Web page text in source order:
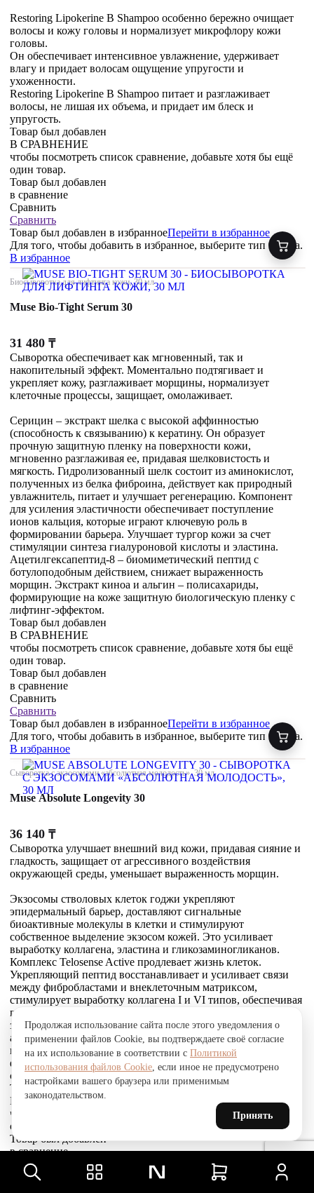
Restoring Lipokerine B Shampoo особенно бережно очищает
волосы и кожу головы и нормализует микрофлору кожи
головы.
Он обеспечивает интенсивное увлажнение, удерживает
влагу и придает волосам ощущение упругости и
ухоженности.
Restoring Lipokerine B Shampoo питает и разглаживает
волосы, не лишая их объема, и придает им блеск и
упругость.
Товар был добавлен
В СРАВНЕНИЕ
чтобы посмотреть список сравнение, добавьте хотя бы ещё
один товар.
Товар был добавлен
в сравнение
Сравнить
Сравнить
Товар был добавлен в избранноеПерейти в избранное
Для того, чтобы добавить в избранное, выберите тип товара.
В избранное
Биосыворотка для лифтинга кожи, 30 мл
Muse Bio-Tight Serum 30
31 480 ₸
Сыворотка обеспечивает как мгновенный, так и
накопительный эффект. Моментально подтягивает и
укрепляет кожу, разглаживает морщины, нормализует
клеточные процессы, защищает, омолаживает.
Серицин – экстракт шелка с высокой аффинностью
(способность к связыванию) к кератину. Он образует
прочную защитную пленку на поверхности кожи,
мгновенно разглаживая ее, придавая шелковистость и
мягкость. Гидролизованный шелк состоит из аминокислот,
полученных из белка фиброина, действует как природный
увлажнитель, питает и улучшает регенерацию. Компонент
для усиления эластичности обеспечивает поступление
ионов кальция, которые играют ключевую роль в
формировании барьера. Улучшает тургор кожи за счет
стимуляции синтеза гиалуроновой кислоты и эластина.
Ацетилгексапептид-8 – биомиметический пептид с
ботулоподобным действием, снижает выраженность
морщин. Экстракт киноа и альгин – полисахариды,
формирующие на коже защитную биологическую пленку с
лифтинг-эффектом.
Товар был добавлен
В СРАВНЕНИЕ
чтобы посмотреть список сравнение, добавьте хотя бы ещё
один товар.
Товар был добавлен
в сравнение
Сравнить
Сравнить
Товар был добавлен в избранноеПерейти в избранное
Для того, чтобы добавить в избранное, выберите тип товара.
В избранное
Сыворотка с экзосомами «абсолютная молодость», 30 мл
Muse Absolute Longevity 30
36 140 ₸
Сыворотка улучшает внешний вид кожи, придавая сияние и
гладкость, защищает от агрессивного воздействия
окружающей среды, уменьшает выраженность морщин.
Экзосомы стволовых клеток годжи укрепляют
эпидермальный барьер, доставляют сигнальные
биоактивные молекулы в клетки и стимулируют
собственное выделение экзосом кожей. Это усиливает
выработку коллагена, эластина и гликозаминогликанов.
Комплекс Telosense Active продлевает жизнь клеток.
Укрепляющий пептид восстанавливает и усиливает связи
между фибробластами и внеклеточным матриксом,
стимулирует выработку коллагена I и VI типов, обеспечивая
прочное соединение эпидермиса и дермы, что приводит к
заметному сокращению морщин. Стволовые клетки
альпийской розы защищают, поддерживают и
восстанавливают устойчивость кожи к агрессивным
факторам окружающей среды и преждевременному
старению, улучшают барьерные свойства.
Товар был добавлен
В СРАВНЕНИЕ
чтобы посмотреть список сравнение, добавьте хотя бы ещё
один товар.
Товар был добавлен
в сравнение
Сравнить
Сравнить
Продолжая использование сайта после этого уведомления о
применении файлов Cookie, вы подтверждаете своё согласие
на их использование в соответствии с Политикой
использования файлов Cookie, если иное не предусмотрено
настройками вашего браузера или применимым
законодательством.
Принять